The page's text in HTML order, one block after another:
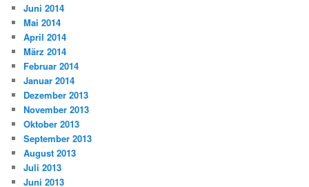
Juni 2014
Mai 2014
April 2014
März 2014
Februar 2014
Januar 2014
Dezember 2013
November 2013
Oktober 2013
September 2013
August 2013
Juli 2013
Juni 2013